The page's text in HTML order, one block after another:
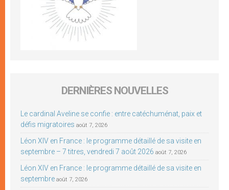
DERNIÈRES NOUVELLES
Le cardinal Aveline se confie : entre catéchuménat, paix et
défis migratoires août 7, 2026
Léon XIV en France : le programme détaillé de sa visite en
septembre – 7 titres, vendredi 7 août 2026 août 7, 2026
Léon XIV en France : le programme détaillé de sa visite en
septembre août 7, 2026